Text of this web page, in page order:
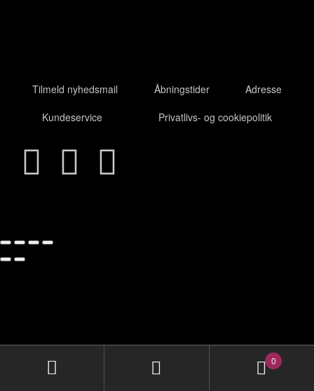
Tilmeld nyhedsmail Åbningstider
Adresse
Kundeservice
Privatlivs- og cookiepolitik
0